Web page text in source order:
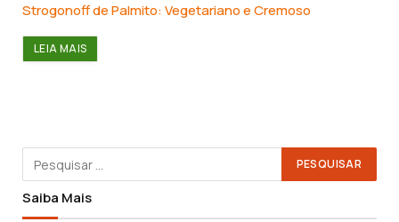
Strogonoff de Palmito: Vegetariano e Cremoso
LEIA MAIS
Saiba Mais